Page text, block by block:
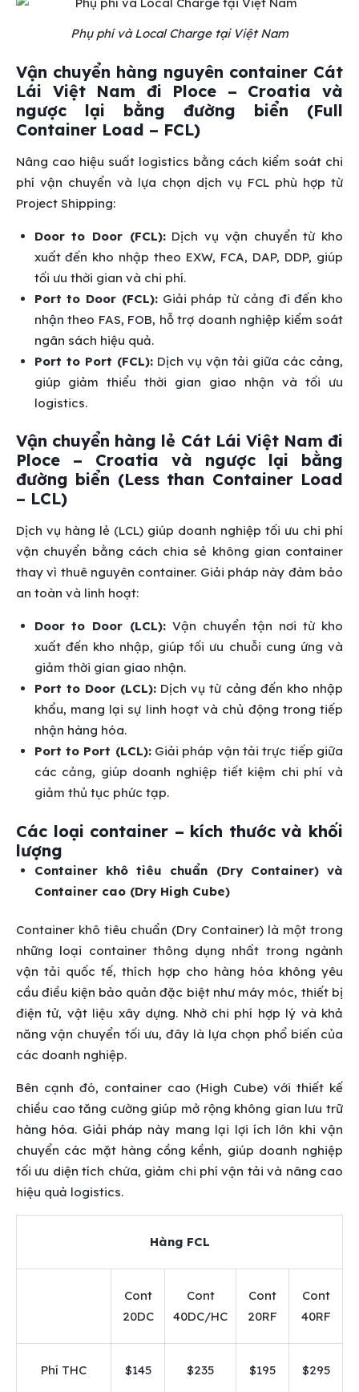
Phụ phí và Local Charge tại Việt Nam
Vận chuyển hàng nguyên container Cát
Lái Việt Nam đi Ploce – Croatia và
ngược lại bằng đường biển (Full
Container Load – FCL)
Nâng cao hiệu suất logistics bằng cách kiểm soát chi
phí vận chuyển và lựa chọn dịch vụ FCL phù hợp từ
Project Shipping:
Door to Door (FCL):Dịch vụ vận chuyển từ kho
xuất đến kho nhập theo EXW, FCA, DAP, DDP, giúp
tối ưu thời gian và chi phí.
Port to Door (FCL):Giải pháp từ cảng đi đến kho
nhận theo FAS, FOB, hỗ trợ doanh nghiệp kiểm soát
ngân sách hiệu quả.
Port to Port (FCL):Dịch vụ vận tải giữa các cảng,
giúp giảm thiểu thời gian giao nhận và tối ưu
logistics.
Vận chuyển hàng lẻ Cát Lái Việt Nam đi
Ploce – Croatia và ngược lại bằng
đường biển (Less than Container Load
– LCL)
Dịch vụ hàng lẻ (LCL) giúp doanh nghiệp tối ưu chi phí
vận chuyển bằng cách chia sẻ không gian container
thay vì thuê nguyên container. Giải pháp này đảm bảo
an toàn và linh hoạt:
Door to Door (LCL): Vận chuyển tận nơi từ kho
xuất đến kho nhập, giúp tối ưu chuỗi cung ứng và
giảm thời gian giao nhận.
Port to Door (LCL):Dịch vụ từ cảng đến kho nhập
khẩu, mang lại sự linh hoạt và chủ động trong tiếp
nhận hàng hóa.
Port to Port (LCL):Giải pháp vận tải trực tiếp giữa
các cảng, giúp doanh nghiệp tiết kiệm chi phí và
giảm thủ tục phức tạp.
Các loại container – kích thước và khối
lượng
Container khô tiêu chuẩn (Dry Container) và
Container cao (Dry High Cube)
Container khô tiêu chuẩn (Dry Container) là một trong
những loại container thông dụng nhất trong ngành
vận tải quốc tế, thích hợp cho hàng hóa không yêu
cầu điều kiện bảo quản đặc biệt như máy móc, thiết bị
điện tử, vật liệu xây dựng. Nhờ chi phí hợp lý và khả
năng vận chuyển tối ưu, đây là lựa chọn phổ biến của
các doanh nghiệp.
Bên cạnh đó, container cao (High Cube) với thiết kế
chiều cao tăng cường giúp mở rộng không gian lưu trữ
hàng hóa. Giải pháp này mang lại lợi ích lớn khi vận
chuyển các mặt hàng cồng kềnh, giúp doanh nghiệp
tối ưu diện tích chứa, giảm chi phí vận tải và nâng cao
hiệu quả logistics.
Hàng FCL
Cont
20DC
Cont
40DC/HC
Cont
20RF
Cont
40RF
Phí THC $145 $235 $195 $295